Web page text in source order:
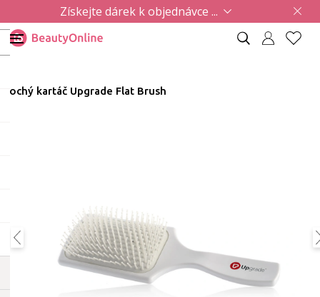
Získejte dárek k objednávce ...
Plochý kartáč Upgrade Flat Brush